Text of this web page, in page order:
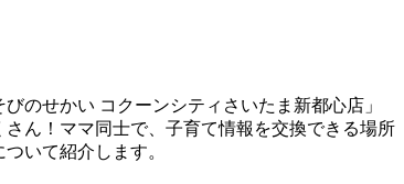
のせかい コクーンシティさいたま新都心店」
ん！ママ同士で、子育て情報を交換できる場所
いて紹介します。